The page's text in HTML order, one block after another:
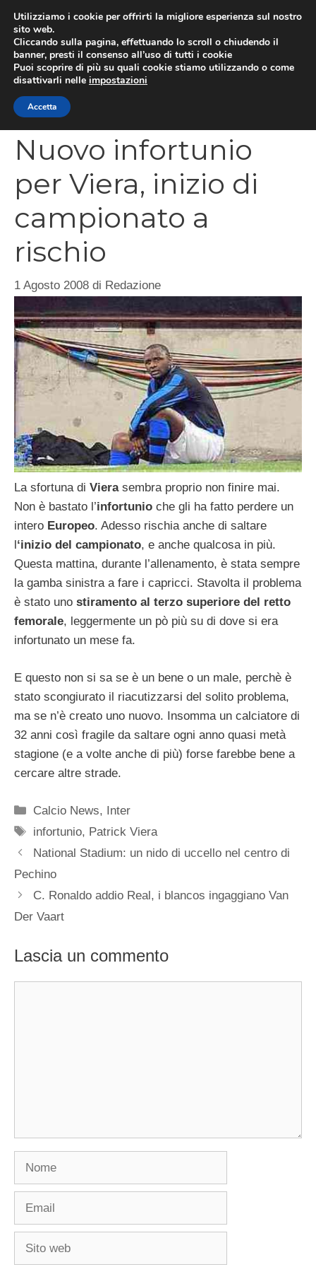
contenuto
Nuovo infortunio
per Viera, inizio di
campionato a
rischio
1 Agosto 2008 di Redazione
La sfortuna di Viera sembra proprio non finire mai.
Non è bastato l’infortunio che gli ha fatto perdere un
intero Europeo. Adesso rischia anche di saltare
‘inizio del campionato, e anche qualcosa in più.
Questa mattina, durante l’allenamento, è stata sempre
la gamba sinistra a fare i capricci. Stavolta il problema
è stato uno stiramento al terzo superiore del retto
femorale, leggermente un pò più su di dove si era
infortunato un mese fa.
E questo non si sa se è un bene o un male, perchè è
stato scongiurato il riacutizzarsi del solito problema,
ma se n’è creato uno nuovo. Insomma un calciatore di
32 anni così fragile da saltare ogni anno quasi metà
stagione (e a volte anche di più) forse farebbe bene a
cercare altre strade.
Categorie
Calcio News,
Inter
Tag
infortunio, Patrick Viera
National Stadium: un nido di uccello nel centro di
Pechino
C. Ronaldo addio Real, i blancos ingaggiano Van
Der Vaart
Lascia un commento
Utilizziamo i cookie per offrirti la migliore esperienza sul nostro
sito web.
Cliccando sulla pagina, effettuando lo scroll o chiudendo il
banner, presti il consenso all’uso di tutti i cookie
Puoi scoprire di più su quali cookie stiamo utilizzando o come
disattivarli nelle impostazioni
Accetta